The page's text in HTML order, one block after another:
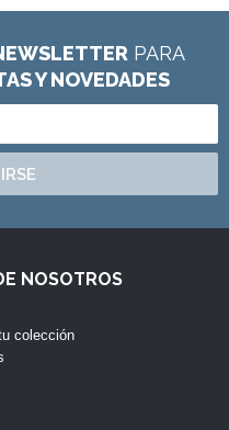
PARA
Y NOVEDADES
NOSOTROS
colección